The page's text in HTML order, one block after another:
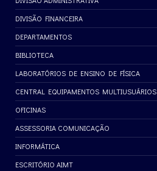
DIVISÃO FINANCEIRA
DEPARTAMENTOS
BIBLIOTECA
LABORATÓRIOS DE ENSINO DE FÍSICA
CENTRAL EQUIPAMENTOS MULTIUSUÁRIOS
OFICINAS
ASSESSORIA COMUNICAÇÃO
INFORMÁTICA
ESCRITÓRIO AIMT